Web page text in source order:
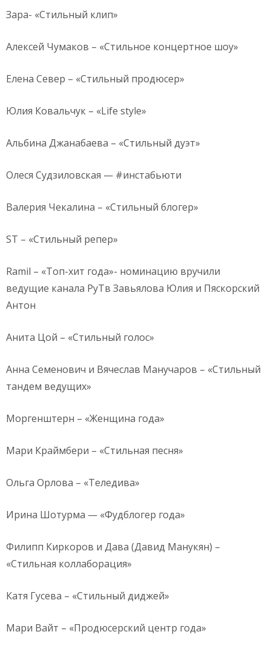
Зара- «Стильный клип»
Алексей Чумаков – «Стильное концертное шоу»
Елена Север – «Стильный продюсер»
Юлия Ковальчук – «Life style»
Альбина Джанабаева – «Стильный дуэт»
Олеся Судзиловская — #инстабьюти
Валерия Чекалина – «Стильный блогер»
ST – «Стильный репер»
Ramil – «Топ-хит года»- номинацию вручили
ведущие канала РуТв Завьялова Юлия и Пяскорский
Антон
Анита Цой – «Стильный голос»
Анна Семенович и Вячеслав Манучаров – «Стильный
тандем ведущих»
Моргенштерн – «Женщина года»
Мари Краймбери – «Стильная песня»
Ольга Орлова – «Теледива»
Ирина Шотурма — «Фудблогер года»
Филипп Киркоров и Дава (Давид Манукян) –
«Стильная коллаборация»
Катя Гусева – «Стильный диджей»
Мари Вайт – «Продюсерский центр года»